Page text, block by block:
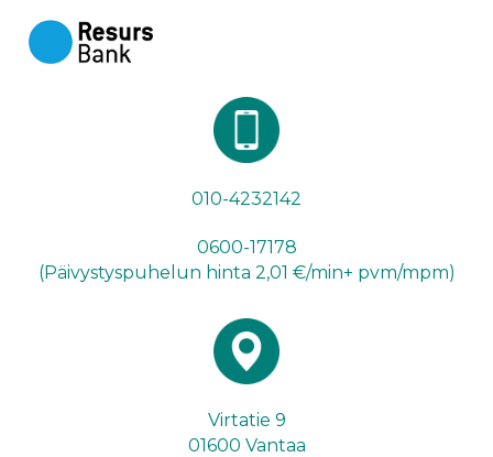
010-4232142
0600-17178
(Päivystyspuhelun hinta 2,01 €/min+ pvm/mpm)
Virtatie 9
01600 Vantaa